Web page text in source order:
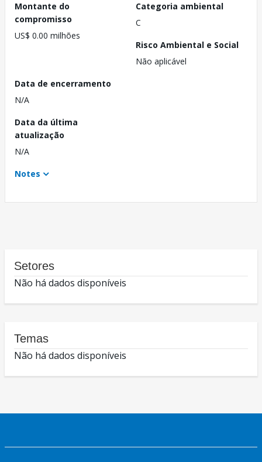
Montante do
compromisso
US$ 0.00 milhões
Categoria ambiental
C
Risco Ambiental e Social
Não aplicável
Data de encerramento
N/A
Data da última
atualização
N/A
Notes
Setores
Não há dados disponíveis
Temas
Não há dados disponíveis